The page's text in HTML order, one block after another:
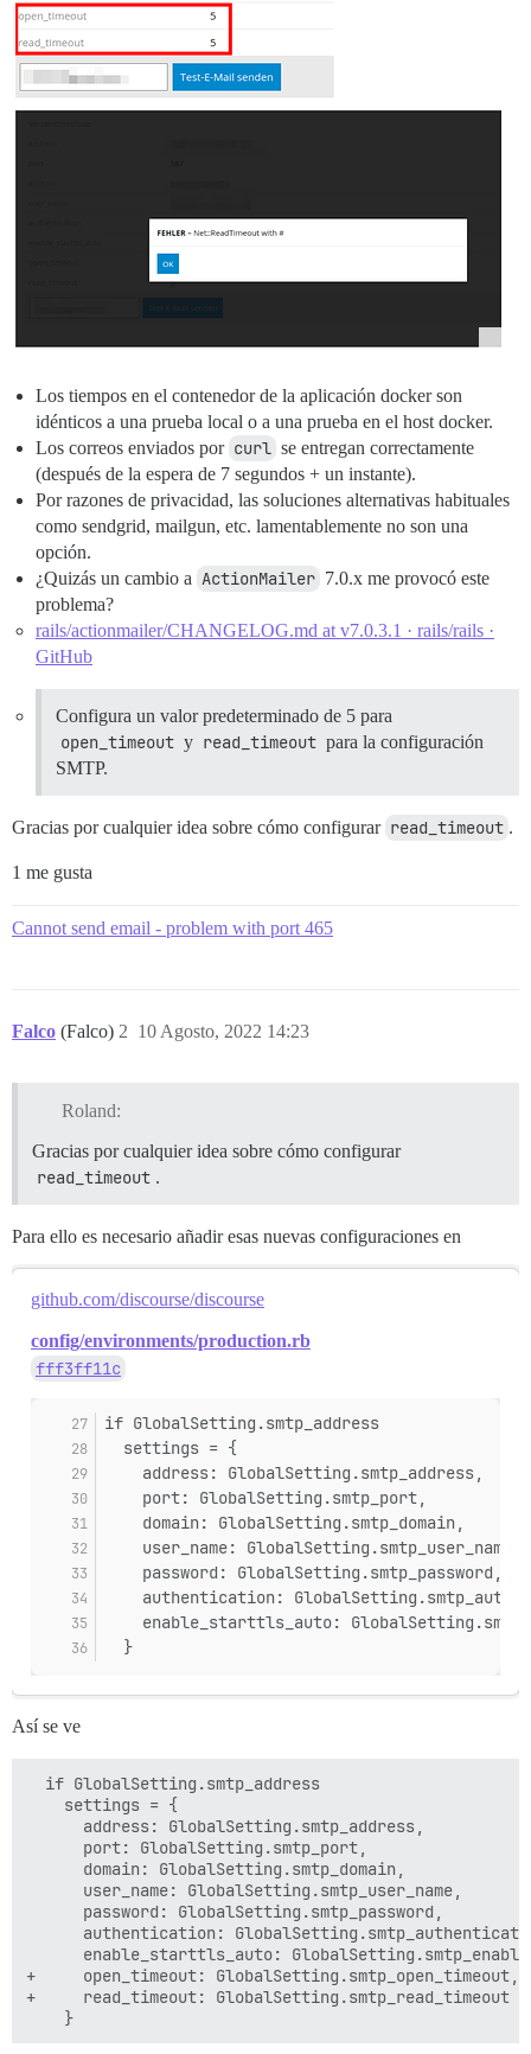
Los tiempos en el contenedor de la aplicación docker son
idénticos a una prueba local o a una prueba en el host docker.
Los correos enviados por curl se entregan correctamente
(después de la espera de 7 segundos + un instante).
Por razones de privacidad, las soluciones alternativas habituales
como sendgrid, mailgun, etc. lamentablemente no son una
opción.
¿Quizás un cambio a ActionMailer 7.0.x me provocó este
problema?
rails/actionmailer/CHANGELOG.md at v7.0.3.1 · rails/rails ·
GitHub
Configura un valor predeterminado de 5 para
open_timeout y read_timeout para la configuración
SMTP.
Gracias por cualquier idea sobre cómo configurar read_timeout .
1 me gusta
Cannot send email - problem with port 465
Falco (Falco) 10 Agosto, 2022 14:23
2
Roland:
Gracias por cualquier idea sobre cómo configurar
read_timeout .
Para ello es necesario añadir esas nuevas configuraciones en
github.com/discourse/discourse
config/environments/production.rb
fff3ff11c
if GlobalSetting.smtp_address
  settings = {
    address: GlobalSetting.smtp_address,
    port: GlobalSetting.smtp_port,
    domain: GlobalSetting.smtp_domain,
    user_name: GlobalSetting.smtp_user_name,
    password: GlobalSetting.smtp_password,
authentication:
enable_starttls_auto:
  }
Así se ve
  if GlobalSetting.smtp_address
    settings = {
      address: GlobalSetting.smtp_address,
      port: GlobalSetting.smtp_port,
      domain: GlobalSetting.smtp_domain,
      user_name: GlobalSetting.smtp_user_name,
      password: GlobalSetting.smtp_password,
authentication:
enable_starttls_auto:
+     open_timeout: GlobalSetting.smtp_open_timeout,
+     read_timeout: GlobalSetting.smtp_read_timeout